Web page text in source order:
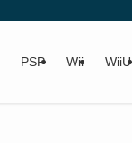
PSP Wii WiiU